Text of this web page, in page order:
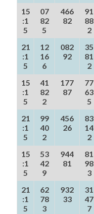
15
:1
5
07
82
5
466
82
91
88
2
21
:1
5
12
16
6
082
92
35
81
2
15
:1
5
41
82
2
177
87
77
63
5
21
:1
5
99
40
2
456
26
83
14
2
15
:1
5
53
42
9
944
81
81
98
3
21
:1
5
62
78
3
932
33
31
47
7